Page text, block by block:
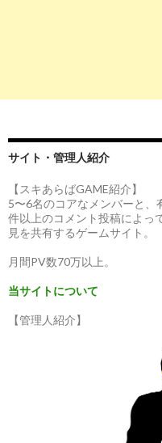
サイト・管理人紹介
【スキあらばGAME紹介】
5〜6名のコアなメンバーと
件以上のコメント投稿によっ
見を共有するゲームサイト。
月間PV数70万以上。
当サイトについて
【管理人紹介】